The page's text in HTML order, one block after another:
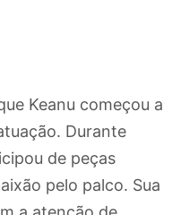
Keanu começou a
Durante
de peças
pelo palco. Sua